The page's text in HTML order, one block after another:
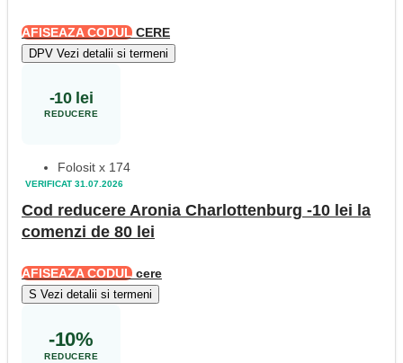
AFISEAZA CODUL CERE
DPV Vezi detalii si termeni
-10 lei
REDUCERE
VERIFICAT 31.07.2026
Folosit x 174
Cod reducere Aronia Charlottenburg -10 lei la
comenzi de 80 lei
AFISEAZA CODUL cere
S Vezi detalii si termeni
-10%
REDUCERE